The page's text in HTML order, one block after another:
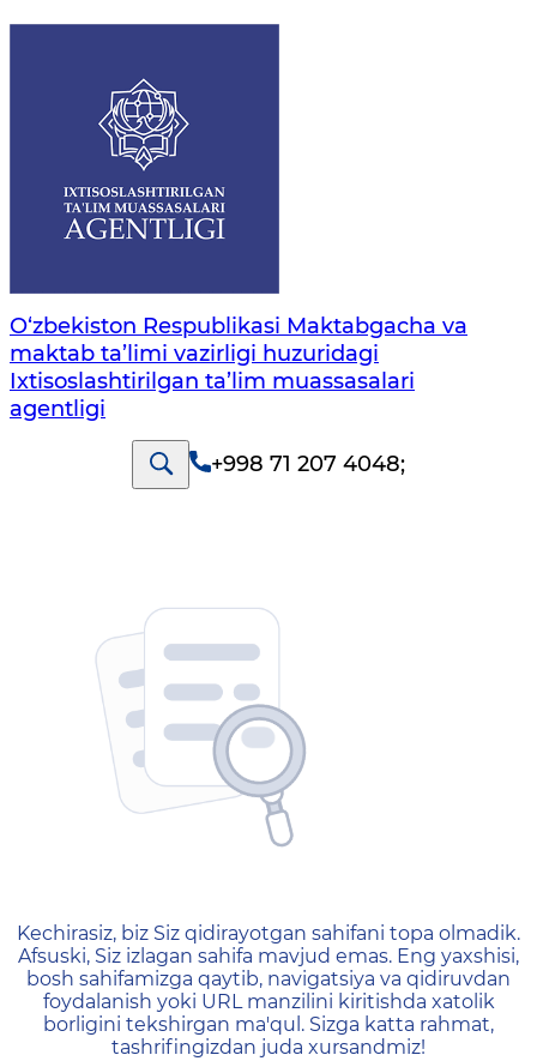
O‘zbekiston Respublikasi Maktabgacha va
maktab ta’limi vazirligi huzuridagi
Ixtisoslashtirilgan ta’lim muassasalari
agentligi
+998 71 207 4048;
404 — Страница не
Kechirasiz, biz Siz qidirayotgan sahifani topa olmadik.
Afsuski, Siz izlagan sahifa mavjud emas. Eng yaxshisi,
bosh sahifamizga qaytib, navigatsiya va qidiruvdan
foydalanish yoki URL manzilini kiritishda xatolik
borligini tekshirgan ma'qul. Sizga katta rahmat,
tashrifingizdan juda xursandmiz!